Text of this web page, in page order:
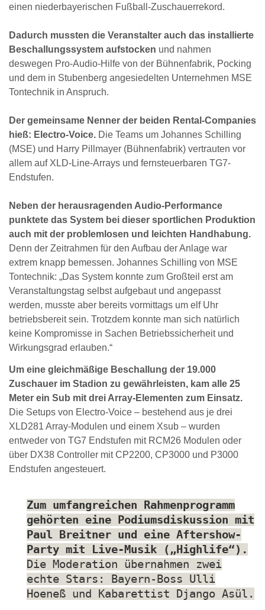
einen niederbayerischen Fußball-Zuschauerrekord.
Dadurch mussten die Veranstalter auch das installierte
Beschallungssystem aufstocken und nahmen
deswegen Pro-Audio-Hilfe von der Bühnenfabrik, Pocking
und dem in Stubenberg angesiedelten Unternehmen MSE
Tontechnik in Anspruch.
Der gemeinsame Nenner der beiden Rental-Companies
hieß: Electro-Voice. Die Teams um Johannes Schilling
(MSE) und Harry Pillmayer (Bühnenfabrik) vertrauten vor
allem auf XLD-Line-Arrays und fernsteuerbaren TG7-
Endstufen.
Neben der herausragenden Audio-Performance
punktete das System bei dieser sportlichen Produktion
auch mit der problemlosen und leichten Handhabung.
Denn der Zeitrahmen für den Aufbau der Anlage war
extrem knapp bemessen. Johannes Schilling von MSE
Tontechnik: „Das System konnte zum Großteil erst am
Veranstaltungstag selbst aufgebaut und angepasst
werden, musste aber bereits vormittags um elf Uhr
betriebsbereit sein. Trotzdem konnte man sich natürlich
keine Kompromisse in Sachen Betriebssicherheit und
Wirkungsgrad erlauben.“
Um eine gleichmäßige Beschallung der 19.000
Zuschauer im Stadion zu gewährleisten, kam alle 25
Meter ein Sub mit drei Array-Elementen zum Einsatz.
Die Setups von Electro-Voice – bestehend aus je drei
XLD281 Array-Modulen und einem Xsub – wurden
entweder von TG7 Endstufen mit RCM26 Modulen oder
über DX38 Controller mit CP2200, CP3000 und P3000
Endstufen angesteuert.
Zum umfangreichen Rahmenprogramm
gehörten eine Podiumsdiskussion mit
Paul Breitner und eine Aftershow-
Party mit Live-Musik („Highlife“).
Die Moderation übernahmen zwei
echte Stars: Bayern-Boss Ulli
Hoeneß und Kabarettist Django Asül.